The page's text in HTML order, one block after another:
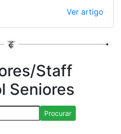
Ver artigo
Staff
Seniores
Procurar